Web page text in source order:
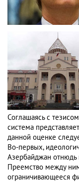
Соглашаясь с
система
данной оценке
Во-первых,
Азербайджан отнюдь
Преемство между
ограничивающееся